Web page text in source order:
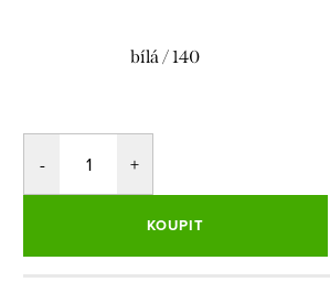
bílá / 140
KOUPIT